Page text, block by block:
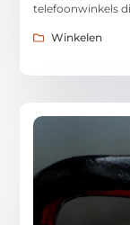
telefoonwinkels
Winkelen